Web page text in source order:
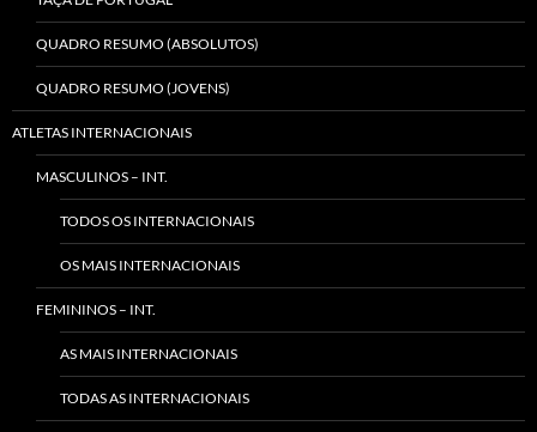
QUADRO RESUMO (ABSOLUTOS)
QUADRO RESUMO (JOVENS)
ATLETAS INTERNACIONAIS
MASCULINOS – INT.
TODOS OS INTERNACIONAIS
OS MAIS INTERNACIONAIS
FEMININOS – INT.
AS MAIS INTERNACIONAIS
TODAS AS INTERNACIONAIS